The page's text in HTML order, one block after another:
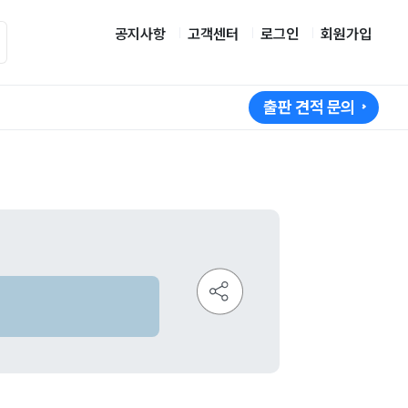
공지사항 고객센터 로그인 회원가입
출판 견적 문의